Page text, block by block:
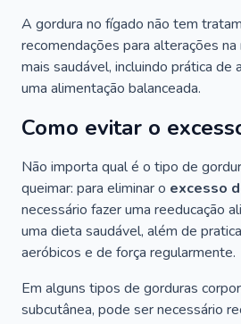
A gordura no fígado não tem
recomendações para alterações
mais saudável, incluindo prática de
uma alimentação balanceada.
Como evitar o
Não importa qual é o tipo de
queimar: para eliminar o excesso
necessário fazer uma reeducação
uma dieta saudável, além de
aeróbicos e de força regularmente.
Em alguns tipos de gorduras
subcutânea, pode ser necessário